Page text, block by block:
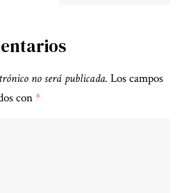
no será publicada. Los campos
con*